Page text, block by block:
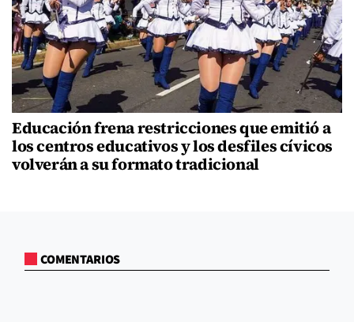
Educación frena restricciones que emitió a
los centros educativos y los desfiles cívicos
volverán a su formato tradicional
COMENTARIOS